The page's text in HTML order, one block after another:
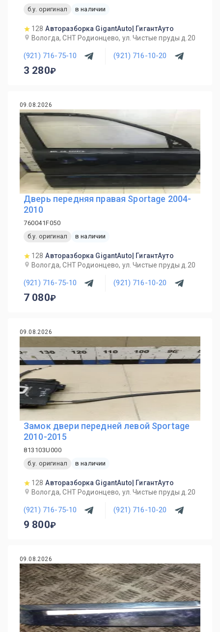
б.у. оригинал
в наличии
128 Авторазборка GigantAuto| ГигантАуто
Вологда, СНТ Родионцево, ул. Чистые пруды д.20
(921) 716-75-10 (921) 716-10-20
3 280
09.08.2026
Дверь передняя правая Sportage 2004-
2010
760041F050
б.у. оригинал
в наличии
128 Авторазборка GigantAuto| ГигантАуто
Вологда, СНТ Родионцево, ул. Чистые пруды д.20
(921) 716-75-10 (921) 716-10-20
7 080
09.08.2026
Замок двери передней левой Sportage
2010-2015
813103U000
б.у. оригинал
в наличии
128 Авторазборка GigantAuto| ГигантАуто
Вологда, СНТ Родионцево, ул. Чистые пруды д.20
(921) 716-75-10 (921) 716-10-20
9 800
09.08.2026